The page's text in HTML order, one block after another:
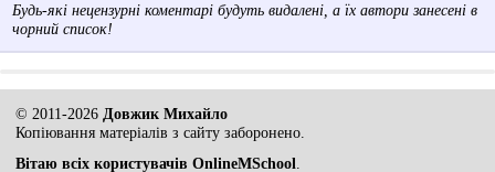
Будь-які нецензурні коментарі будуть видалені, а їх автори занесені в
чорний список!
© 2011-2026Довжик Михайло
Копіювання матеріалів з сайту заборонено.
Вітаю всіх користувачів OnlineMSchool